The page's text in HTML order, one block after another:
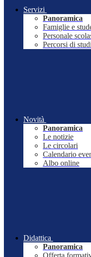
Servizi
Panoramica
Famiglie e
Personale
Percorsi di
Novità
Panoramica
Le notizie
Le circolari
Calendario
Albo online
Didattica
Panoramica